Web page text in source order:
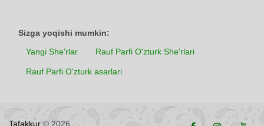
Sizga yoqishi mumkin:
Yangi She'rlar
Rauf Parfi O'zturk She'rlari
Rauf Parfi O'zturk asarlari
Tafakkur © 2026